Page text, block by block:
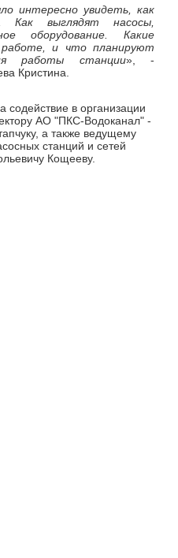
интересно увидеть, как
Как выглядят насосы,
оборудование. Какие
и что планируют
работы станции», -
Кристина.
содействие в организации
АО "ПКС-Водоканал" -
а также ведущему
станций и сетей
Кощееву.